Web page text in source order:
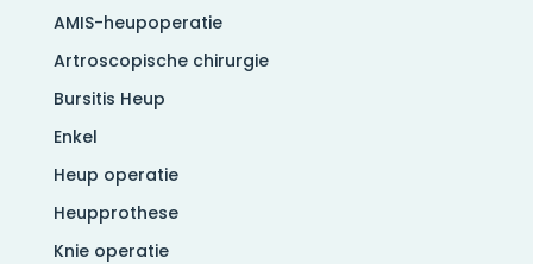
AMIS-heupoperatie
Artroscopische chirurgie
Bursitis Heup
Enkel
Heup operatie
Heupprothese
Knie operatie